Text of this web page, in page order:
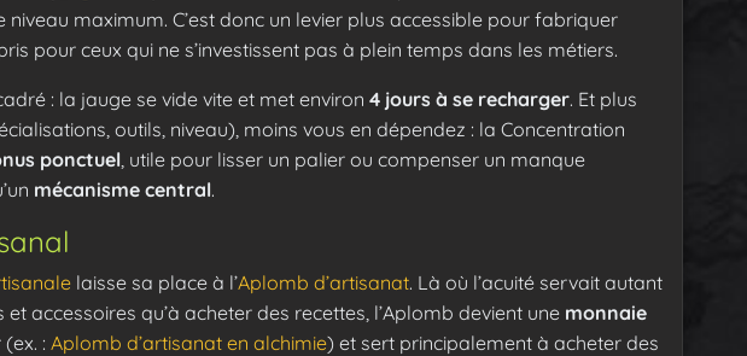
niveau maximum. C’est donc un levier plus accessible pour fabriquer
pour ceux qui ne s’investissent pas à plein temps dans les métiers.
: la jauge se vide vite et met environ 4 jours à se recharger. Et plus
outils, niveau), moins vous en dépendez : la Concentration
ponctuel , utile pour lisser un palier ou compenser un manque
mécanisme central.
laisse sa place à l’Aplomb d’artisanat. Là où l’acuité servait autant
accessoires qu’à acheter des recettes, l’Aplomb devient une monnaie
(ex. : Aplomb d’artisanat en alchimie) et sert principalement à acheter des